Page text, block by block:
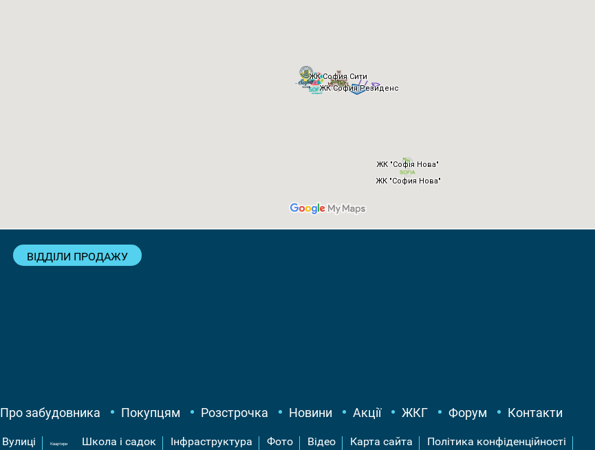
ВІДДІЛИ ПРОДАЖУ
Про забудовника Покупцям Розстрочка Новини Акції ЖКГ Форум Контакти
Вулиці Квартири Школа і садок Інфраструктура Фото Відео Карта сайта Політика конфіденційності